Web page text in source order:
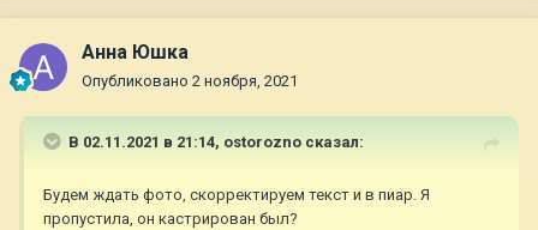
Анна Юшка
Опубликовано 2 ноября, 2021
В 02.11.2021 в 21:14, ostorozno сказал:
Будем ждать фото, скорректируем текст и в пиар. Я
пропустила, он кастрирован был?